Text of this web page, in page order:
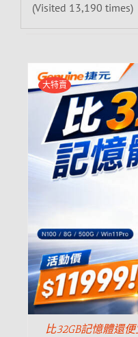
(Visited 13,190 times)
大特賣
比32GB記憶體還